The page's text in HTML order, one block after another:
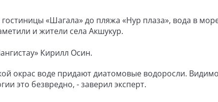
«Шагала» до пляжа «Нур плаза», вода в
и жители села Акшукур.
Кирилл Осин.
окрас воде придают диатомовые водоросли.
это безвредно, - заверил эксперт.